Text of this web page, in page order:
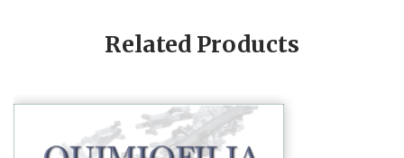
Related Products